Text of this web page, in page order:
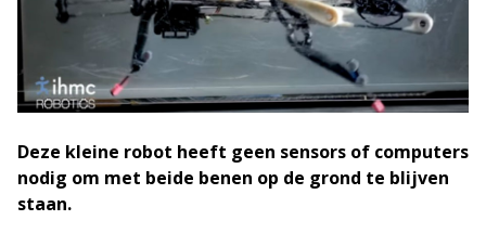
Deze kleine robot heeft geen sensors of computers
nodig om met beide benen op de grond te blijven
staan.